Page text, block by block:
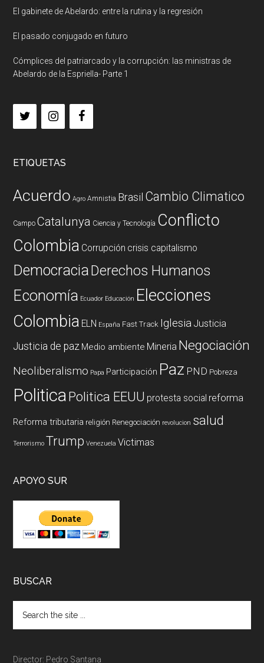
El gabinete de Abelardo: entre la rutina y la regresión
El pasado conjugado en futuro
Cómplices del patriarcado y la corrupción: las ministras de
Abelardo de la Espriella- Parte 1
ETIQUETAS
Acuerdo Agro Amnistia Brasil Cambio Climatico
Campo Catalunya Ciencia y Tecnología Conflicto
Colombia Corrupción crisis capitalismo
DemocraciaDerechos Humanos
Economía Ecuador Educación Elecciones
Colombia ELN España Fast Track Iglesia Justicia
Justicia de paz Medio ambiente Mineria Negociación
Neoliberalismo Papa Participación Paz PND Pobreza
PoliticaPolitica EEUU protesta social reforma
Reforma tributaria religión Renegociación revolucion salud
Terrorismo Trump Venezuela Victimas
APOYO SUR
BUSCAR
Director: Pedro Santana